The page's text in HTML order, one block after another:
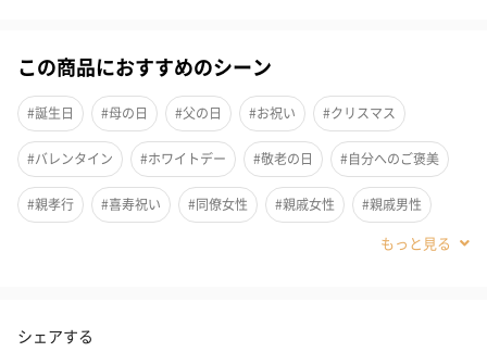
この商品におすすめのシーン
#誕生日 #母の日 #父の日 #お祝い #クリスマス
#バレンタイン #ホワイトデー #敬老の日 #自分へのご褒美
#親孝行 #喜寿祝い #同僚女性 #親戚女性 #親戚男性
#妹 #兄
#祖母 #母親
シェアする